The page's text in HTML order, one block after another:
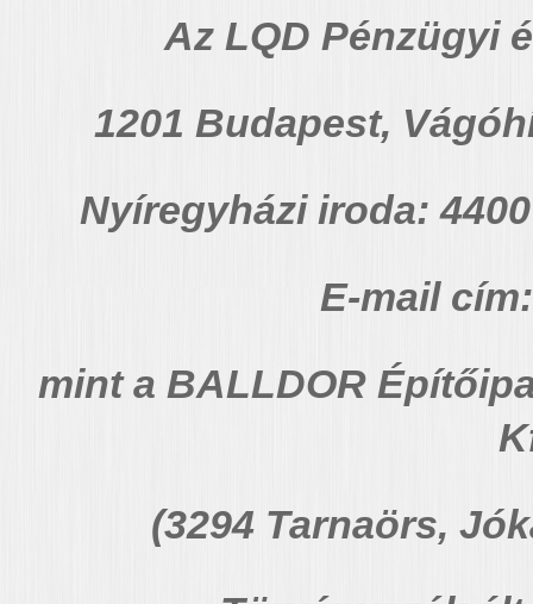
Az LQD Pénzügyi
1201 Budapest,
Nyíregyházi iroda:
E-mail cím:
mint a BALLDOR
(3294 Tarnaörs,